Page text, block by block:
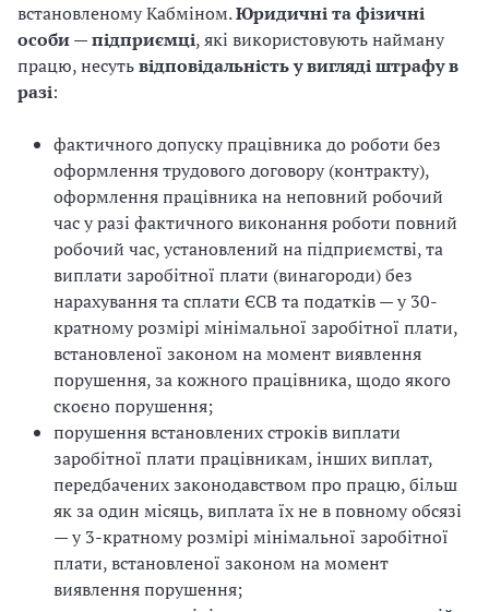
встановленому Кабміном.Юридичні та фізичні
особи — підприємці, які використовують найману
працю, несутьвідповідальність у вигляді штрафу в
разі:
фактичного допуску працівника до роботи без
оформлення трудового договору (контракту),
оформлення працівника на неповний робочий
час у разі фактичного виконання роботи повний
робочий час, установлений на підприємстві, та
виплати заробітної плати (винагороди) без
нарахування та сплати ЄСВ та податків — у 30-
кратному розмірі мінімальної заробітної плати,
встановленої законом на момент виявлення
порушення, за кожного працівника, щодо якого
скоєно порушення;
порушення встановлених строків виплати
заробітної плати працівникам, інших виплат,
передбачених законодавством про працю, більш
як за один місяць, виплата їх не в повному обсязі
— у 3-кратному розмірі мінімальної заробітної
плати, встановленої законом на момент
виявлення порушення;